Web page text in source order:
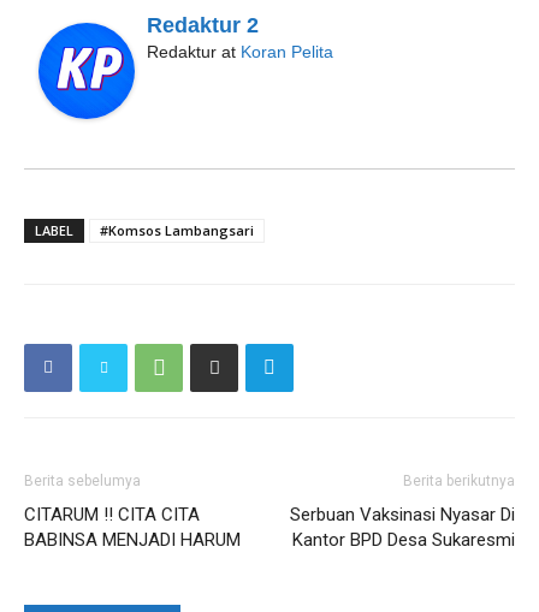
Redaktur 2
Redaktur at Koran Pelita
LABEL #Komsos Lambangsari
Berita sebelumya
CITARUM !! CITA CITA
BABINSA MENJADI HARUM
Berita berikutnya
Serbuan Vaksinasi Nyasar Di
Kantor BPD Desa Sukaresmi